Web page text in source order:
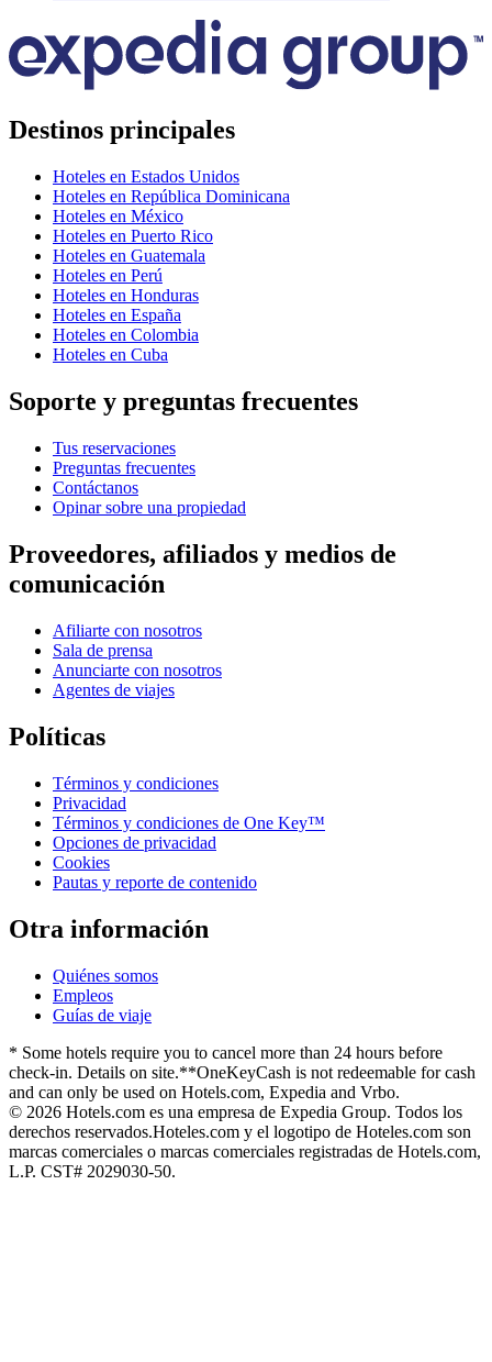
Destinos principales
Hoteles en Estados Unidos
Hoteles en República Dominicana
Hoteles en México
Hoteles en Puerto Rico
Hoteles en Guatemala
Hoteles en Perú
Hoteles en Honduras
Hoteles en España
Hoteles en Colombia
Hoteles en Cuba
Soporte y preguntas frecuentes
Tus reservaciones
Preguntas frecuentes
Contáctanos
Opinar sobre una propiedad
Proveedores, afiliados y medios de
comunicación
Afiliarte con nosotros
Sala de prensa
Anunciarte con nosotros
Agentes de viajes
Políticas
Términos y condiciones
Privacidad
Términos y condiciones de One Key™
Opciones de privacidad
Cookies
Pautas y reporte de contenido
Otra información
Quiénes somos
Empleos
Guías de viaje
* Some hotels require you to cancel more than 24 hours before
check-in. Details on site.**OneKeyCash is not redeemable for cash
and can only be used on Hotels.com, Expedia and Vrbo.
© 2026 Hotels.com es una empresa de Expedia Group. Todos los
derechos reservados.Hoteles.com y el logotipo de Hoteles.com son
marcas comerciales o marcas comerciales registradas de Hotels.com,
L.P. CST# 2029030-50.